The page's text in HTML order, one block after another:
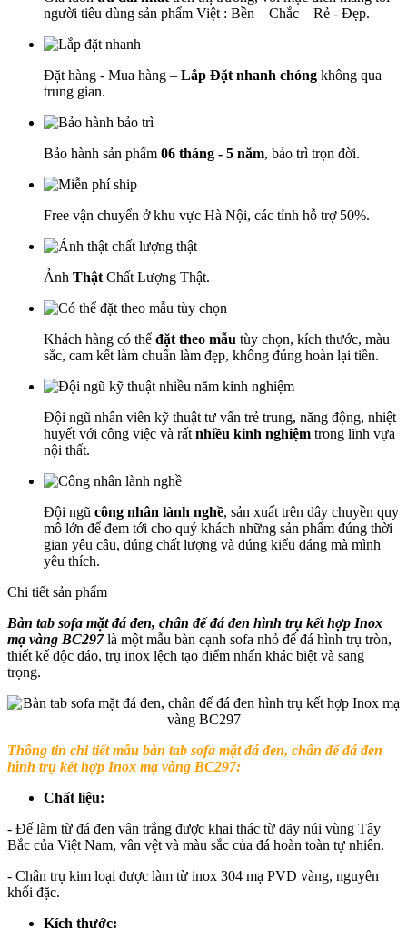
người tiêu dùng sản phẩm Việt : Bền – Chắc – Rẻ - Đẹp.
Đặt hàng - Mua hàng – Lắp Đặt nhanh chóng không qua
trung gian.
Bảo hành sản phẩm 06 tháng - 5 năm, bảo trì trọn đời.
Free vận chuyển ở khu vực Hà Nội, các tỉnh hỗ trợ 50%.
Ảnh Thật Chất Lượng Thật.
Khách hàng có thể đặt theo mẫu tùy chọn, kích thước, màu
sắc, cam kết làm chuẩn làm đẹp, không đúng hoàn lại tiền.
Đội ngũ nhân viên kỹ thuật tư vấn trẻ trung, năng động, nhiệt
huyết với công việc và rất nhiều kinh nghiệm trong lĩnh vựa
nội thất.
Đội ngũ công nhân lành nghề, sản xuất trên dây chuyền quy
mô lớn để đem tới cho quý khách những sản phẩm đúng thời
gian yêu câu, đúng chất lượng và đúng kiểu dáng mà mình
yêu thích.
Chi tiết sản phẩm
Bàn tab sofa mặt đá đen, chân đế đá đen hình trụ kết hợp Inox
mạ vàng BC297là một mẫu bàn cạnh sofa nhỏ đế đá hình trụ tròn,
thiết kế độc đáo, trụ inox lệch tạo điểm nhấn khác biệt và sang
trọng.
Thông tin chi tiết mẫu bàn tab sofa mặt đá đen, chân đế đá đen
hình trụ kết hợp Inox mạ vàng BC297:
Chất liệu:
- Đế làm từ đá đen vân trắng được khai thác từ dãy núi vùng Tây
Bắc của Việt Nam, vân vệt và màu sắc của đá hoàn toàn tự nhiên.
- Chân trụ kim loại được làm từ inox 304 mạ PVD vàng, nguyên
khối đặc.
Kích thước: